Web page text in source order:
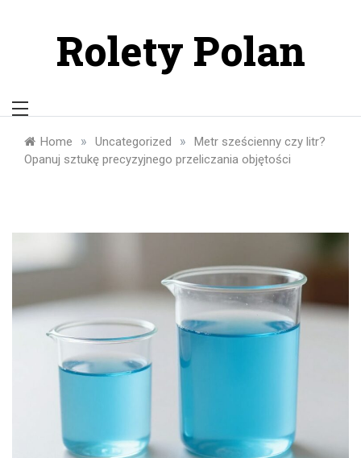
Rolety Polan
Home » Uncategorized »
Metr sześcienny czy litr?
Opanuj sztukę precyzyjnego przeliczania objętości